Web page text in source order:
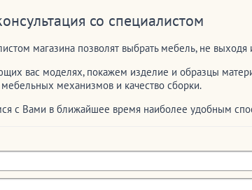
со специалистом
магазина позволят выбрать мебель, не выходя
вас моделях, покажем изделие и образцы
механизмов и качество сборки.
с Вами в ближайшее время наиболее удобным